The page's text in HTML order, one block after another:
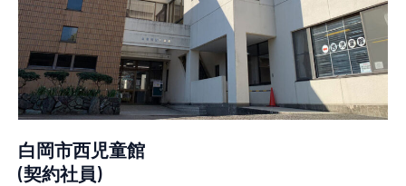
白岡市西児童館
(契約社員)